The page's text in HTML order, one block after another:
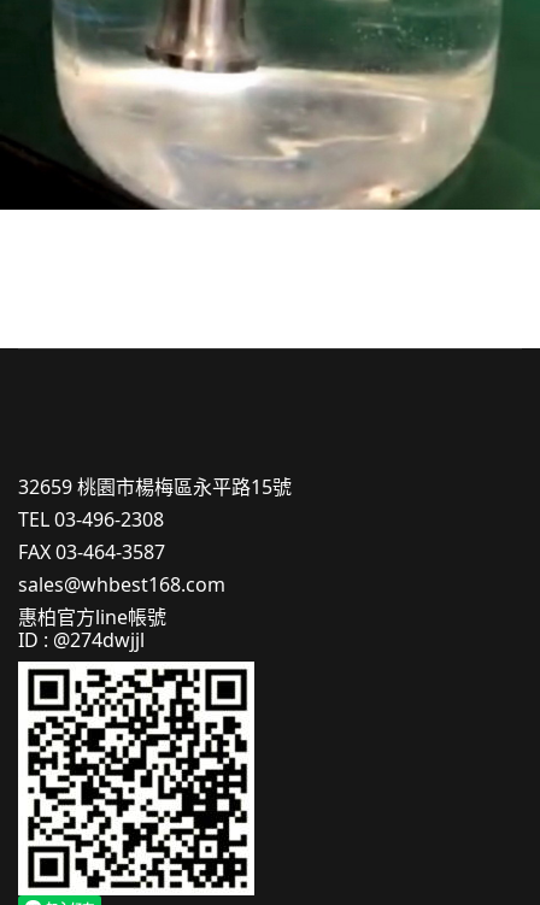
32659 桃園市楊梅區永平路15號
TEL 03-496-2308
FAX 03-464-3587
sales@whbest168.com
惠柏官方line帳號
ID : @274dwjjl